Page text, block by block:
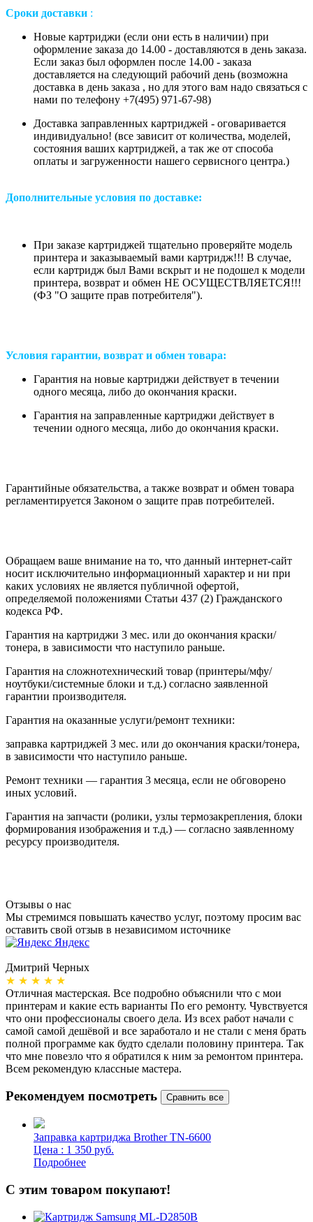
Сроки доставки :
Новые картриджи (если они есть в наличии) при
оформление заказа до 14.00 - доставляются в день заказа.
Если заказ был оформлен после 14.00 - заказа
доставляется на следующий рабочий день (возможна
доставка в день заказа , но для этого вам надо связаться с
нами по телефону +7(495) 971-67-98)
Доставка заправленных картриджей - оговаривается
индивидуально! (все зависит от количества, моделей,
состояния ваших картриджей, а так же от способа
оплаты и загруженности нашего сервисного центра.)
Дополнительные условия по доставке:
При заказе картриджей тщательно проверяйте модель
принтера и заказываемый вами картридж!!! В случае,
если картридж был Вами вскрыт и не подошел к модели
принтера, возврат и обмен НЕ ОСУЩЕСТВЛЯЕТСЯ!!!
(ФЗ "О защите прав потребителя").
Условия гарантии, возврат и обмен товара:
Гарантия на новые картриджи действует в течении
одного месяца, либо до окончания краски.
Гарантия на заправленные картриджи действует в
течении одного месяца, либо до окончания краски.
Гарантийные обязательства, а также возврат и обмен товара
регламентируется Законом о защите прав потребителей.
Обращаем ваше внимание на то, что данный интернет-сайт
носит исключительно информационный характер и ни при
каких условиях не является публичной офертой,
определяемой положениями Статьи 437 (2) Гражданского
кодекса РФ.
Гарантия на картриджи 3 мес. или до окончания краски/
тонера, в зависимости что наступило раньше.
Гарантия на сложнотехнический товар (принтеры/мфу/
ноутбуки/системные блоки и т.д.) согласно заявленной
гарантии производителя.
Гарантия на оказанные услуги/ремонт техники:
заправка картриджей 3 мес. или до окончания краски/тонера,
в зависимости что наступило раньше.
Ремонт техники — гарантия 3 месяца, если не обговорено
иных условий.
Гарантия на запчасти (ролики, узлы термозакрепления, блоки
формирования изображения и т.д.) — согласно заявленному
ресурсу производителя.
Отзывы о нас
Мы стремимся повышать качество услуг, поэтому просим вас
оставить свой отзыв в независимом источнике
Яндекс
Дмитрий Черных
★ ★ ★ ★ ★
Отличная мастерская. Все подробно объяснили что с мои
принтерам и какие есть варианты По его ремонту. Чувствуется
что они профессионалы своего дела. Из всех работ начали с
самой самой дешёвой и все заработало и не стали с меня брать
полной программе как будто сделали половину принтера. Так
что мне повезло что я обратился к ним за ремонтом принтера.
Всем рекомендую классные мастера.
Рекомендуем посмотреть
Заправка картриджа Brother TN-6600
Цена : 1 350 руб.
Подробнее
С этим товаром покупают!